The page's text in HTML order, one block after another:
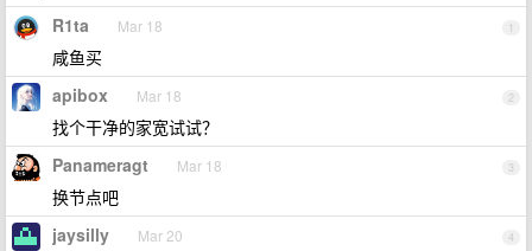
1
R1ta Mar 18
咸鱼买
2
apibox Mar 18
找个干净的家宽试试？
3
Panameragt Mar 18
换节点吧
4
jaysilly Mar 20